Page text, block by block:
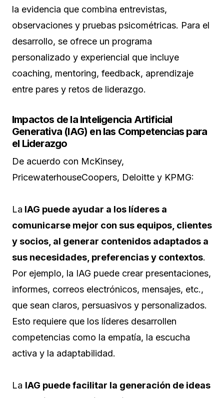
la evidencia que combina entrevistas,
observaciones y pruebas psicométricas. Para el
desarrollo, se ofrece un programa
personalizado y experiencial que incluye
coaching, mentoring, feedback, aprendizaje
entre pares y retos de liderazgo.
Impactos de la Inteligencia Artificial
Generativa (IAG) en las Competencias para
el Liderazgo
De acuerdo con McKinsey,
PricewaterhouseCoopers, Deloitte y KPMG:
La IAG puede ayudar a los líderes a
comunicarse mejor con sus equipos, clientes
y socios, al generar contenidos adaptados a
sus necesidades, preferencias y contextos.
Por ejemplo, la IAG puede crear presentaciones,
informes, correos electrónicos, mensajes, etc.,
que sean claros, persuasivos y personalizados.
Esto requiere que los líderes desarrollen
competencias como la empatía, la escucha
activa y la adaptabilidad.
La IAG puede facilitar la generación de ideas